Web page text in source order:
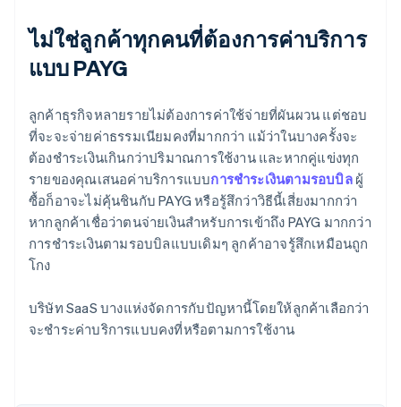
ไม่ใช่ลูกค้าทุกคนที่ต้องการค่าบริการ
แบบ PAYG
ลูกค้าธุรกิจหลายรายไม่ต้องการค่าใช้จ่ายที่ผันผวน แต่ชอบ
ที่จะจะจ่ายค่าธรรมเนียมคงที่มากกว่า แม้ว่าในบางครั้งจะ
ต้องชําระเงินเกินกว่าปริมาณการใช้งาน และหากคู่แข่งทุก
รายของคุณเสนอค่าบริการแบบการชำระเงินตามรอบบิลผู้
ซื้อก็อาจะไม่คุ้นชินกับ PAYG หรือรู้สึกว่าวิธีนี้เสี่ยงมากกว่า
หากลูกค้าเชื่อว่าตนจ่ายเงินสำหรับการเข้าถึง PAYG มากกว่า
การชําระเงินตามรอบบิลแบบเดิมๆ ลูกค้าอาจรู้สึกเหมือนถูก
โกง
บริษัท SaaS บางแห่งจัดการกับปัญหานี้โดยให้ลูกค้าเลือกว่า
จะชำระค่าบริการแบบคงที่หรือตามการใช้งาน
กรีซ
English简体中文
แคนาดา
English Français